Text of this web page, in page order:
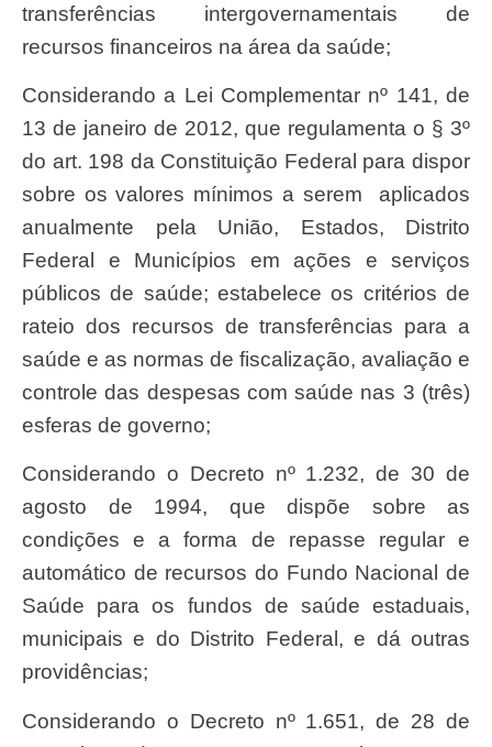
transferências intergovernamentais de
recursos financeiros na área da saúde;
Considerando a Lei Complementar nº 141, de
13 de janeiro de 2012, que regulamenta o § 3º
do art. 198 da Constituição Federal para dispor
sobre os valores mínimos a serem aplicados
anualmente pela União, Estados, Distrito
Federal e Municípios em ações e serviços
públicos de saúde; estabelece os critérios de
rateio dos recursos de transferências para a
saúde e as normas de fiscalização, avaliação e
controle das despesas com saúde nas 3 (três)
esferas de governo;
Considerando o Decreto nº 1.232, de 30 de
agosto de 1994, que dispõe sobre as
condições e a forma de repasse regular e
automático de recursos do Fundo Nacional de
Saúde para os fundos de saúde estaduais,
municipais e do Distrito Federal, e dá outras
providências;
Considerando o Decreto nº 1.651, de 28 de